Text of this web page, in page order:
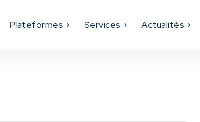
Plateformes Services Actualités